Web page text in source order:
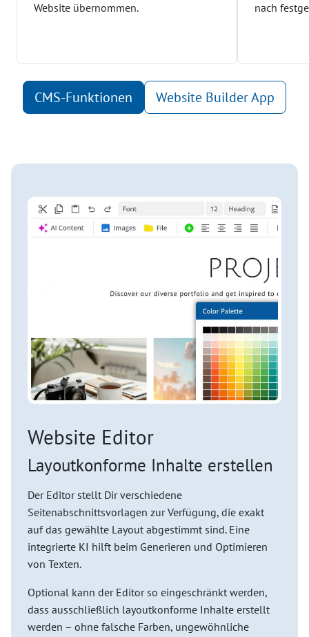
Website übernommen.
nach
CMS-Funktionen Website Builder App
Website Editor
Layoutkonforme Inhalte erstellen
Der Editor stellt Dir verschiedene
Seitenabschnittsvorlagen zur Verfügung, die exakt
auf das gewählte Layout abgestimmt sind. Eine
integrierte KI hilft beim Generieren und Optimieren
von Texten.
Optional kann der Editor so eingeschränkt werden,
dass ausschließlich layoutkonforme Inhalte erstellt
werden – ohne falsche Farben, ungewöhnliche